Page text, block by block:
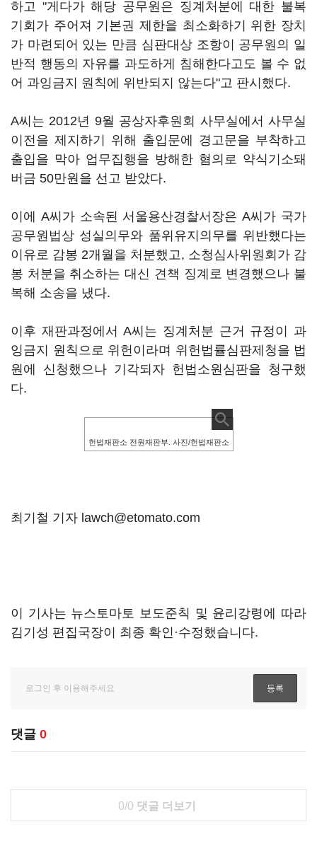
하고 "게다가 해당 공무원은 징계처분에 대한 불복
기회가 주어져 기본권 제한을 최소화하기 위한 장치
가 마련되어 있는 만큼 심판대상 조항이 공무원의 일
반적 행동의 자유를 과도하게 침해한다고도 볼 수 없
어 과잉금지 원칙에 위반되지 않는다"고 판시했다.
A씨는 2012년 9월 공상자후원회 사무실에서 사무실
이전을 제지하기 위해 출입문에 경고문을 부착하고
출입을 막아 업무집행을 방해한 혐의로 약식기소돼
버금 50만원을 선고 받았다.
이에 A씨가 소속된 서울용산경찰서장은 A씨가 국가
공무원법상 성실의무와 품위유지의무를 위반했다는
이유로 감봉 2개월을 처분했고, 소청심사위원회가 감
봉 처분을 취소하는 대신 견책 징계로 변경했으나 불
복해 소송을 냈다.
이후 재판과정에서 A씨는 징계처분 근거 규정이 과
잉금지 원칙으로 위헌이라며 위헌법률심판제청을 법
원에 신청했으나 기각되자 헌법소원심판을 청구했
다.
헌법재판소 전원재판부. 사진/헌법재판소
최기철 기자 lawch@etomato.com
이 기사는 뉴스토마토 보도준칙 및 윤리강령에 따라
김기성 편집국장이 최종 확인·수정했습니다.
댓글 0
0/0 댓글 더보기